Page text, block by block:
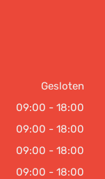
Gesloten
09:00 - 18:00
09:00 - 18:00
09:00 - 18:00
09:00 - 18:00